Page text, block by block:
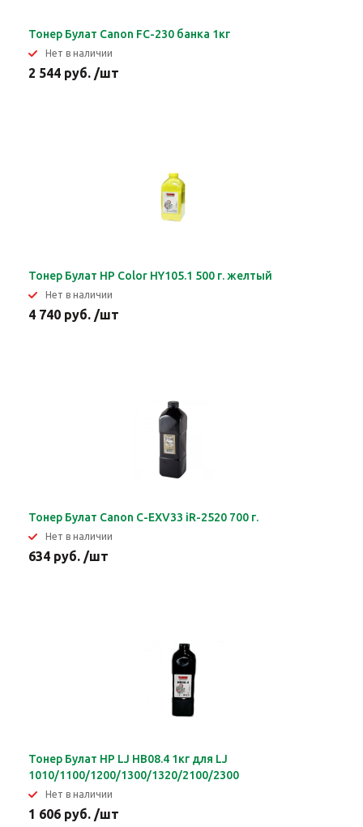
Тонер Булат Canon FC-230 банка 1кг
Нет в наличии
2 544 руб. /шт
Тонер Булат HP Color HY105.1 500 г. желтый
Нет в наличии
4 740 руб. /шт
Тонер Булат Canon C-EXV33 iR-2520 700 г.
Нет в наличии
634 руб. /шт
Тонер Булат HP LJ HB08.4 1кг для LJ
1010/1100/1200/1300/1320/2100/2300
Нет в наличии
1 606 руб. /шт